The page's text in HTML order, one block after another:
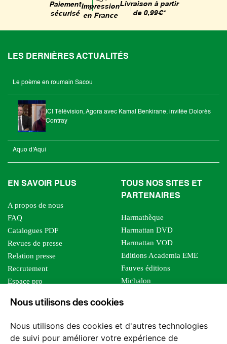
Nous utilisons des cookies
Nous utilisons des cookies et d'autres technologies
de suivi pour améliorer votre expérience de
Paiement
sécurisé
Impression
en France
Livraison à partir
de 0,99€*
LES DERNIÈRES ACTUALITÉS
Le poème en roumain Sacou
ICI Télévision, Agora avec Kamal Benkirane, invitée Dolorès
Contray
Aquo d'Aqui
EN SAVOIR PLUS
A propos de nous
FAQ
Catalogues PDF
Revues de presse
Relation presse
Recrutement
Espace pro
Foreign rights
TOUS NOS SITES ET
PARTENAIRES
Harmathèque
Harmattan DVD
Harmattan VOD
Editions Academia EME
Fauves éditions
Michalon
Editions Sutton
Les impliqués